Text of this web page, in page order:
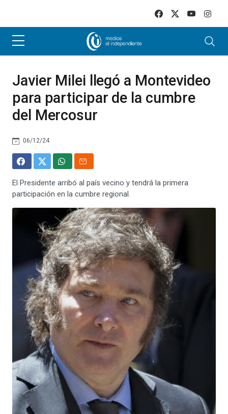
Javier Milei llegó a Montevideo
para participar de la cumbre
del Mercosur
06/12/24
El Presidente arribó al país vecino y tendrá la primera
participación en la cumbre regional.